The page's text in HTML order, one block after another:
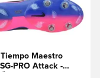
Maestro
PRO Attack -